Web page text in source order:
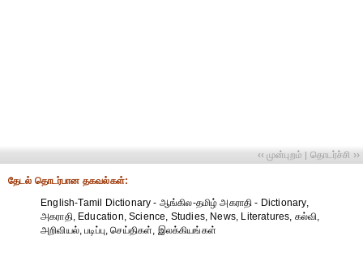
‹‹ முன்புறம் | தொடர்ச்சி ››
தேட‌ல் தொட‌ர்பான தகவ‌ல்க‌ள்:
English-Tamil Dictionary - ஆங்கில-தமிழ் அகராதி - Dictionary,
அகராதி, Education, Science, Studies, News, Literatures, கல்வி,
அறிவியல், படிப்பு, செய்திகள், இலக்கியங்கள்